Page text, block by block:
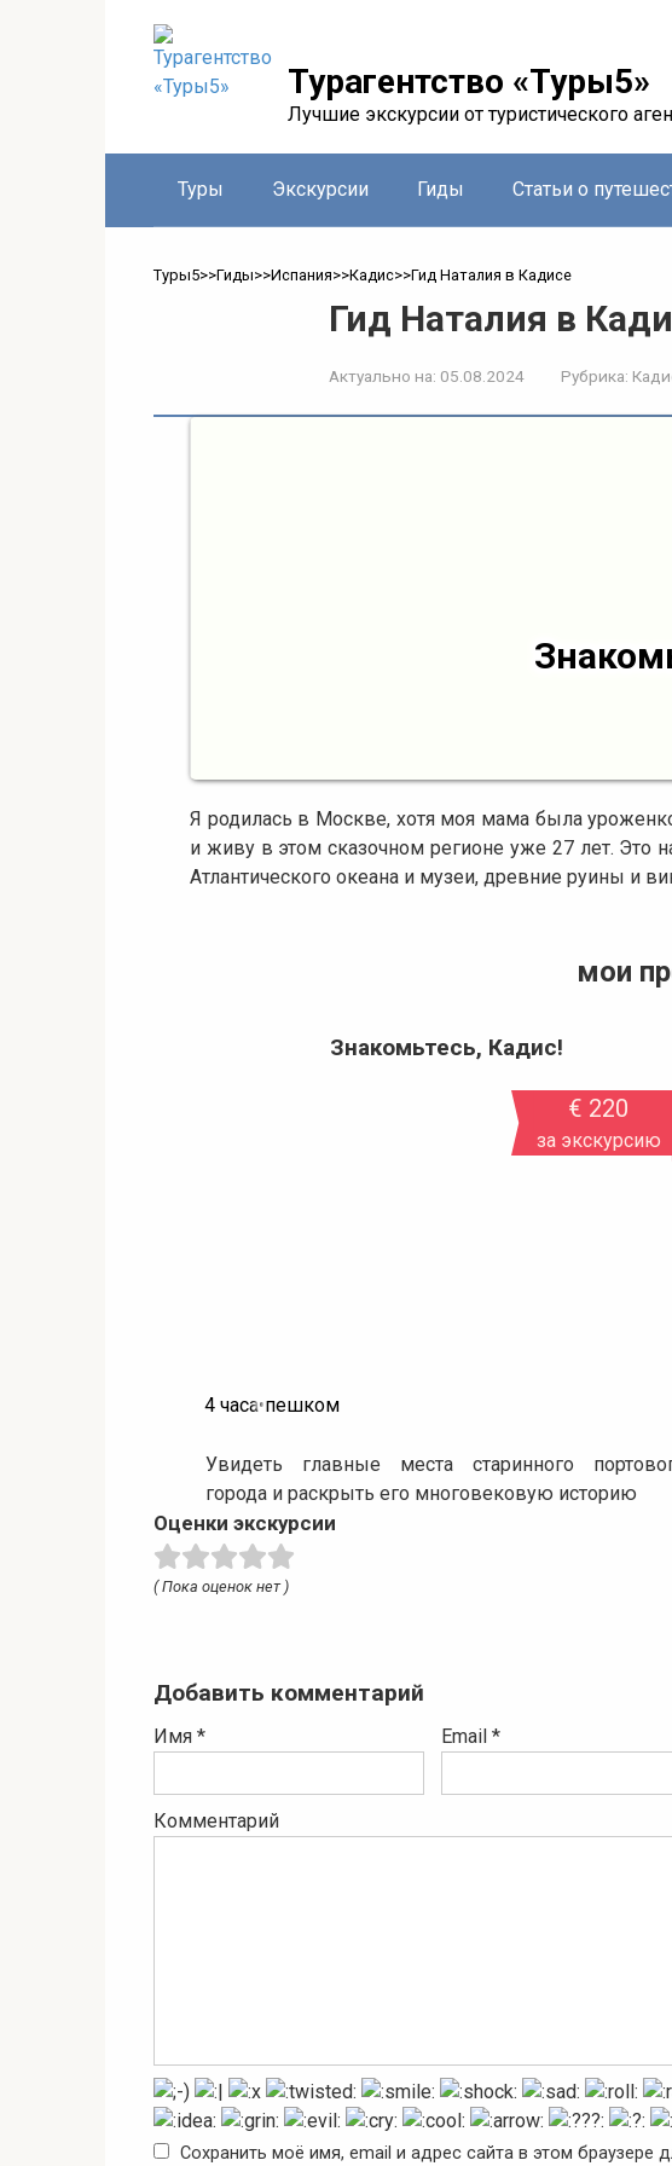
Турагентство «Туры5»
Лучшие экскурсии от туристического
Туры Экскурсии Гиды Статьи о
Туры5>>Гиды>>Испания>>Кадис>>Гид Наталия в Кадисе
Гид Наталия в
Актуально на: 05.08.2024 Рубрика:
Я родилась в Москве, хотя моя мама была
и живу в этом сказочном регионе уже 27 лет. Это
Атлантического океана и музеи, древние руины и
мои
Знакомьтесь, Кадис!
€ 220
за экскурсию
4 часа•пешком
Увидеть главные места старинного
города и раскрыть его многовековую историю
Оценки экскурсии
( Пока оценок нет )
Добавить комментарий
Имя * Email *
Комментарий
Сохранить моё имя, email и адрес сайта в этом